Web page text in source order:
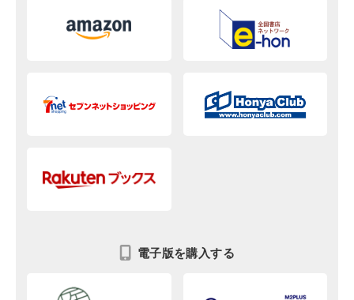
電子版を購入する